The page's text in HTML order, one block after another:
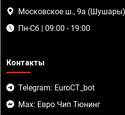
Московское ш., 9а
Пн-Сб | 09:00 - 19:00
Контакты
Telegram: EuroCT_bot
Max: Евро Чип Тюнинг